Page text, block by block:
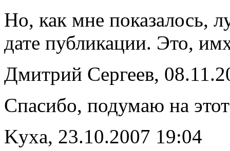
Но, как мне показалось,
дате публикации. Это,
Дмитрий Сергеев,
Спасибо, подумаю на этот
Kyхa, 23.10.2007 19:04